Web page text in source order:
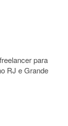
para
RJ e Grande